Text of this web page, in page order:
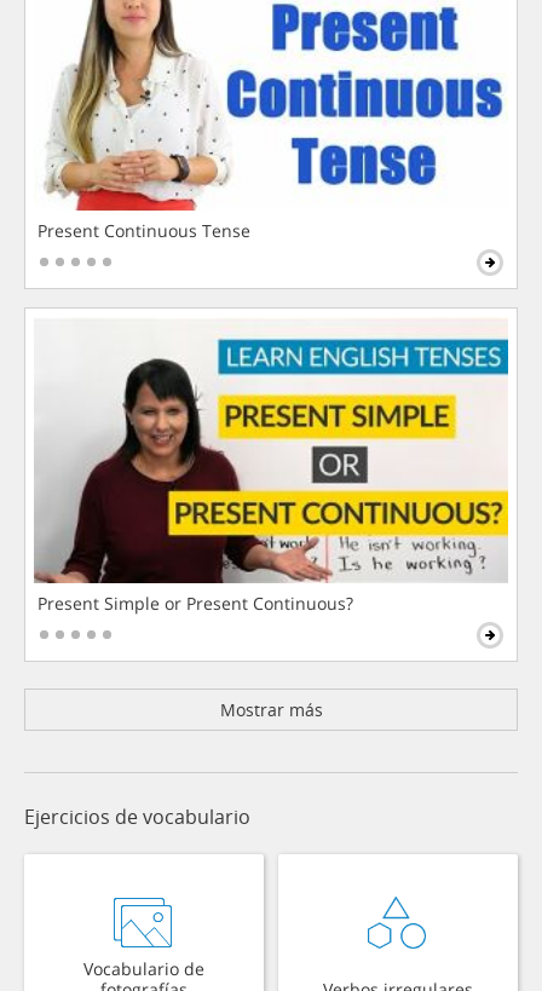
Present Continuous Tense
Present Simple or Present Continuous?
Mostrar más
Ejercicios de vocabulario
Vocabulario de